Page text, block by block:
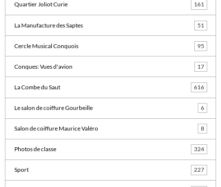
Quartier Joliot Curie 161
La Manufacture des Saptes 51
Cercle Musical Conquois 95
Conques: Vues d'avion 17
La Combe du Saut 616
Le salon de coiffure Gourbeille 6
Salon de coiffure Maurice Valéro 8
Photos de classe 324
Sport 227